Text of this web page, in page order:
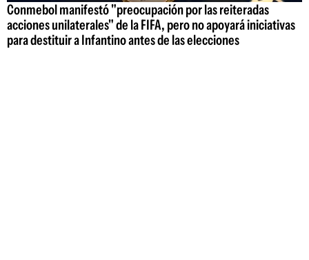
Conmebol manifestó "preocupación por las reiteradas
acciones unilaterales" de la FIFA, pero no apoyará iniciativas
para destituir a Infantino antes de las elecciones